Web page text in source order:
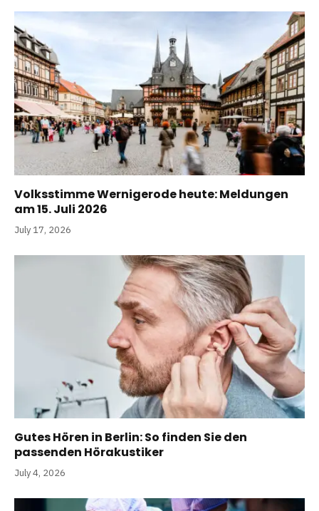
Volksstimme Wernigerode heute: Meldungen
am 15. Juli 2026
July 17, 2026
Gutes Hören in Berlin: So finden Sie den
passenden Hörakustiker
July 4, 2026